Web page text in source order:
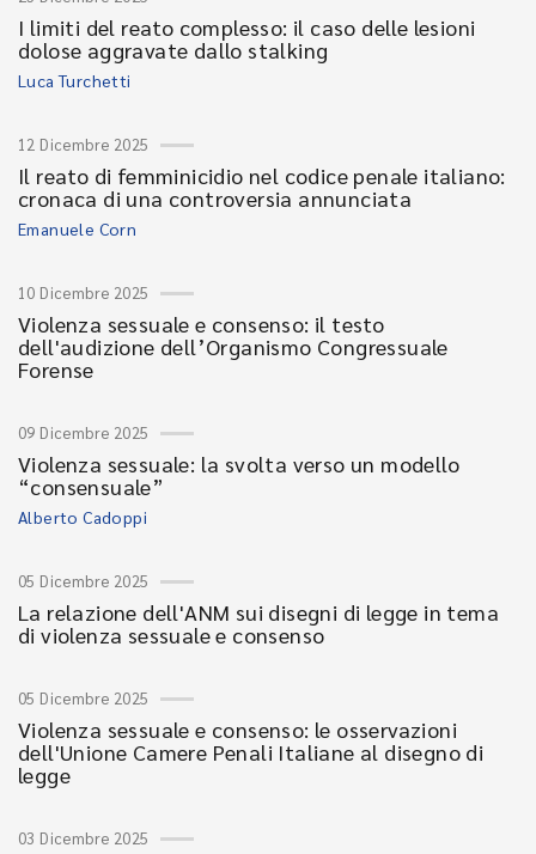
I limiti del reato complesso: il caso delle lesioni
dolose aggravate dallo stalking
Luca Turchetti
12 Dicembre 2025
Il reato di femminicidio nel codice penale italiano:
cronaca di una controversia annunciata
Emanuele Corn
10 Dicembre 2025
Violenza sessuale e consenso: il testo
dell'audizione dell’Organismo Congressuale
Forense
09 Dicembre 2025
Violenza sessuale: la svolta verso un modello
“consensuale”
Alberto Cadoppi
05 Dicembre 2025
La relazione dell'ANM sui disegni di legge in tema
di violenza sessuale e consenso
05 Dicembre 2025
Violenza sessuale e consenso: le osservazioni
dell'Unione Camere Penali Italiane al disegno di
legge
03 Dicembre 2025